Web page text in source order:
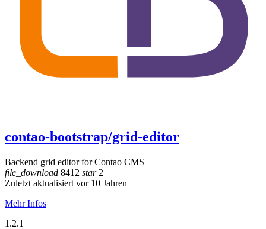
contao-bootstrap/grid-editor
Backend grid editor for Contao CMS
file_download 8412 star2
Zuletzt aktualisiert vor 10 Jahren
Mehr Infos
1.2.1